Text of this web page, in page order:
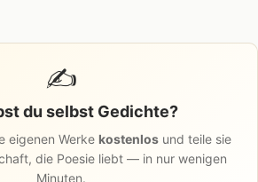
✍️
du selbst Gedichte?
eigenen Werke kostenlos und teile sie
die Poesie liebt — in nur wenigen
Minuten.